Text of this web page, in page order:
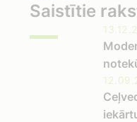
Saistītie